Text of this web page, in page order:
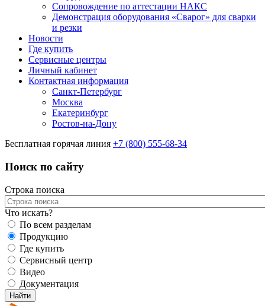
Сопровождение по аттестации НАКС
Демонстрация оборудования «Сварог» для сварки
и резки
Новости
Где купить
Сервисные центры
Личный кабинет
Контактная информация
Санкт-Петербург
Москва
Екатеринбург
Ростов-на-Дону
Бесплатная горячая линия +7 (800) 555-68-34
Поиск по сайту
Строка поиска
Что искать?
По всем разделам
Продукцию
Где купить
Сервисный центр
Видео
Документация